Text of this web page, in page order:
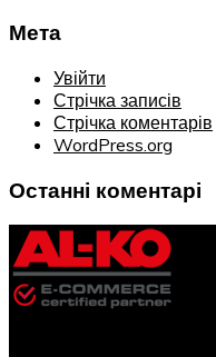
Мета
Увійти
Стрічка записів
Стрічка коментарів
WordPress.org
Останні коментарі